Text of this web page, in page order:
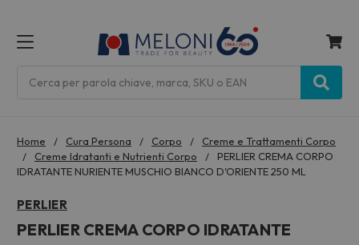
Home Cura Persona Corpo
Creme e Trattamenti Corpo
Creme Idratanti e Nutrienti Corpo
PERLIER CREMA CORPO
IDRATANTE NURIENTE MUSCHIO BIANCO D'ORIENTE 250 ML
PERLIER
PERLIER CREMA CORPO IDRATANTE